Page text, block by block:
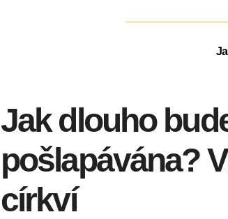
Jak dlouho
pošlapávána?
církví